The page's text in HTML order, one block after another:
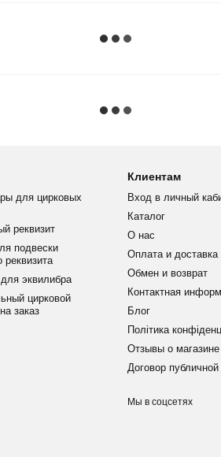
для цирковых
реквизит
подвески
реквизита
для эквилибра
цирковой
заказ
Клиентам
Вход в личный
Каталог
О нас
Оплата и доставка
Обмен и возврат
Контактная
Блог
Політика
Отзывы о магазине
Договор
Мы в соцсетях